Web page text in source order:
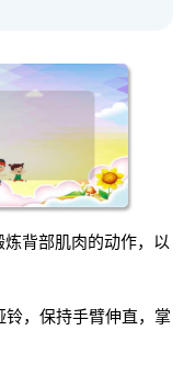
背部肌肉的动作，以
，保持手臂伸直，掌